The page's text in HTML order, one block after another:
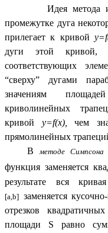
Идея метода
промежутке дуга
прилегает к кривой
дуги этой кривой,
соответствующих
“сверху” дугами
значениям
криволинейных
кривой y=f(x),
чем
прямолинейных
В
методе Симпсона
функция заменяется
результате вся
[a,b] заменяется
отрезков
площади S равно